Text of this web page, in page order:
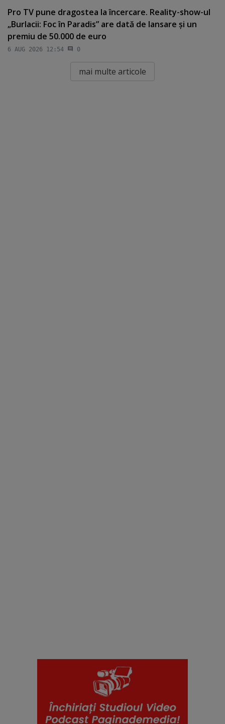
Pro TV pune dragostea la încercare. Reality-show-ul
„Burlacii: Foc în Paradis” are dată de lansare şi un
premiu de 50.000 de euro
6 AUG 2026 12:54 0
mai multe articole